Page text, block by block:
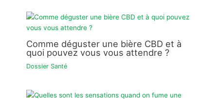
Comme déguster une bière CBD et à
quoi pouvez vous vous attendre ?
Dossier Santé